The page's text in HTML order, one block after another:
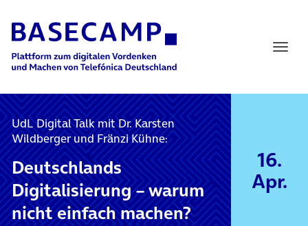
Main Navigation
UdL Digital Talk mit Dr. Karsten
Wildberger und Fränzi Kühne:
Deutschlands
Digitalisierung – warum
nicht einfach machen?
16.
Apr.